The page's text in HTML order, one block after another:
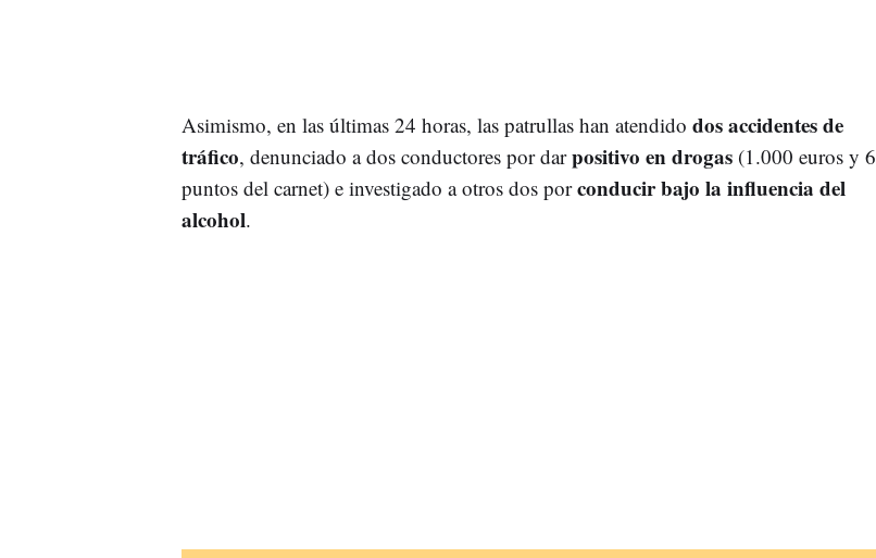
Asimismo, en las últimas 24 horas, las patrullas han atendido dos accidentes de
tráfico, denunciado a dos conductores por darpositivo en drogas(1.000 euros y 6
puntos del carnet) e investigado a otros dos porconducir bajo la influencia del
alcohol.